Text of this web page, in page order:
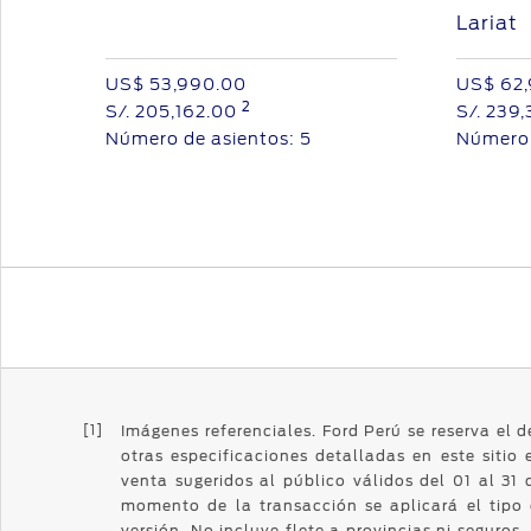
US$ 53,990.00
S/. 205,162.00 2
Número de asientos: 5
Lariat
US$
S/.
[1]
Imágenes referenciales. Ford Perú se reserva
otras especificaciones detalladas en este sitio
venta sugeridos al público válidos del 01 al 31
momento de la transacción se aplicará el tipo